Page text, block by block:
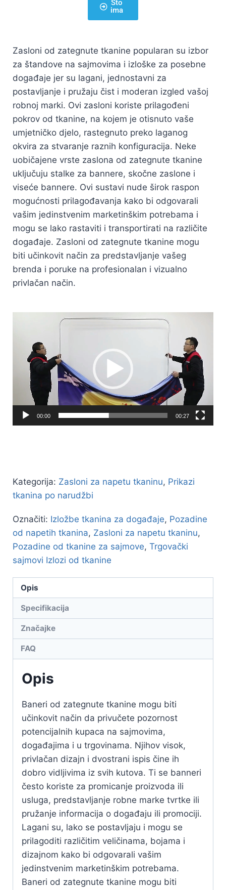
Što
ima
Zasloni od zategnute tkanine popularan su izbor
za štandove na sajmovima i izloške za posebne
događaje jer su lagani, jednostavni za
postavljanje i pružaju čist i moderan izgled vašoj
robnoj marki. Ovi zasloni koriste prilagođeni
pokrov od tkanine, na kojem je otisnuto vaše
umjetničko djelo, rastegnuto preko laganog
okvira za stvaranje raznih konfiguracija. Neke
uobičajene vrste zaslona od zategnute tkanine
uključuju stalke za bannere, skočne zaslone i
viseće bannere. Ovi sustavi nude širok raspon
mogućnosti prilagođavanja kako bi odgovarali
vašim jedinstvenim marketinškim potrebama i
mogu se lako rastaviti i transportirati na različite
događaje. Zasloni od zategnute tkanine mogu
biti učinkovit način za predstavljanje vašeg
brenda i poruke na profesionalan i vizualno
privlačan način.
Reproduktor
00:00 00:27
Kategorija: Zasloni za napetu tkaninu, Prikazi
tkanina po narudžbi
Označiti: Izložbe tkanina za događaje, Pozadine
od napetih tkanina, Zasloni za napetu tkaninu,
Pozadine od tkanine za sajmove, Trgovački
sajmovi Izlozi od tkanine
Opis
Specifikacija
Značajke
FAQ
Opis
Baneri od zategnute tkanine mogu biti
učinkovit način da privučete pozornost
potencijalnih kupaca na sajmovima,
događajima i u trgovinama. Njihov visok,
privlačan dizajn i dvostrani ispis čine ih
dobro vidljivima iz svih kutova. Ti se banneri
često koriste za promicanje proizvoda ili
usluga, predstavljanje robne marke tvrtke ili
pružanje informacija o događaju ili promociji.
Lagani su, lako se postavljaju i mogu se
prilagoditi različitim veličinama, bojama i
dizajnom kako bi odgovarali vašim
jedinstvenim marketinškim potrebama.
Baneri od zategnute tkanine mogu biti